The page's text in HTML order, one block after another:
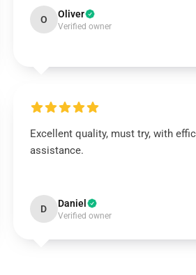
O Oliver
Verified owner
Excellent quality, must try, with
assistance.
D Daniel
Verified owner